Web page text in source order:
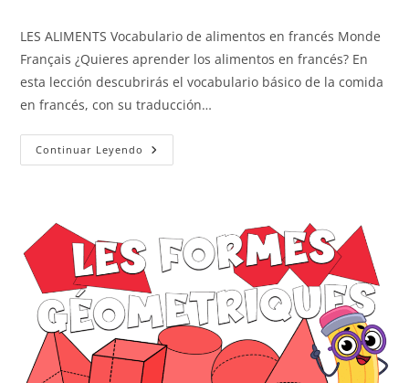
LES ALIMENTS Vocabulario de alimentos en francés Monde
Français ¿Quieres aprender los alimentos en francés? En
esta lección descubrirás el vocabulario básico de la comida
en francés, con su traducción…
Continuar Leyendo Los
Alimentos